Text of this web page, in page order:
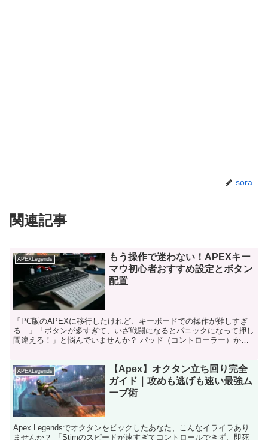
sora
関連記事
APEXLegends
もう操作で迷わない！APEXキー
マウ初心者おすすめ設定とボタン
配置
「PC版のAPEXに移行したけれど、キーボードでの操作が難しすぎ
る…」「ボタンが多すぎて、いざ戦闘になるとパニックになって押し
間違える！」と悩んでいませんか？ パッド（コントローラー）から
APEXLegends
【Apex】オクタン立ち回り完全
ガイド｜攻めも逃げも速い最強ム
ーブ術
Apex Legendsでオクタンをピックしたあなた、こんなイライラあり
ませんか？ 「Stimのスピードが速すぎてコントロールできず、即死